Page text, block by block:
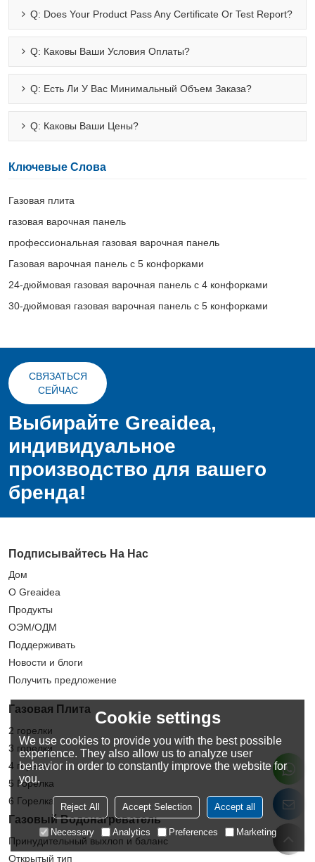
Q: Does Your Product Pass Any Certificate Or Test Report?
Q: Каковы Ваши Условия Оплаты?
Q: Есть Ли У Вас Минимальный Объем Заказа?
Q: Каковы Ваши Цены?
Ключевые Слова
Газовая плита
газовая варочная панель
профессиональная газовая варочная панель
Газовая варочная панель с 5 конфорками
24-дюймовая газовая варочная панель с 4 конфорками
30-дюймовая газовая варочная панель с 5 конфорками
СВЯЗАТЬСЯ
СЕЙЧАС
Выбирайте Greaidea,
индивидуальное
производство для вашего
бренда!
Подписывайтесь На Нас
Дом
О Greaidea
Продукты
ОЭМ/ОДМ
Поддерживать
Новости и блоги
Получить предложение
Газовая Плита
2 горелки
3 горелки
4 горелки
5 Горелка
6 Горелка
Газовый Водонагреватель
Принудительный выхлоп и баланс
Открытый тип
Cookie settings
We use cookies to provide you with the best possible
experience. They also allow us to analyze user
behavior in order to constantly improve the website for
you.
Reject All Accept Selection Accept all
Necessary Analytics Preferences Marketing